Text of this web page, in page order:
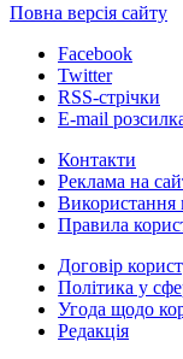
Повна версія сайту
Facebook
Twitter
RSS-стрічки
E-mail
Контакти
Реклама на
Використання
Правила
Договір
Політика у
Угода щодо
Редакція